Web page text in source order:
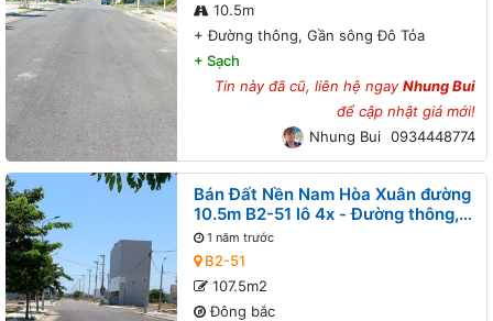
10.5m
+Đường thông, Gần sông Đô Tỏa
+ Sạch
Tin này đã cũ, liên hệ ngayNhung Bui
để cập nhật giá mới!
Nhung Bui 0934448774
Bán Đất Nền Nam Hòa Xuân đường
10.5m B2-51 lô 4x - Đường thông,
Gần sông Đô Tỏa
1 năm trước
B2-51
107.5m2
Đông bắc